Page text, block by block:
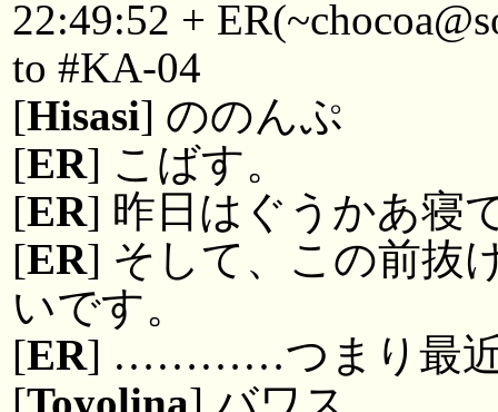
22:49:52 +
to #KA-04
[Hisasi] ののんぷ
[ER] こばす。
[ER] 昨日はぐうかあ寝
[ER] そして、この前抜
いです。
[ER] …………つまり最近
[Toyolina] バワス